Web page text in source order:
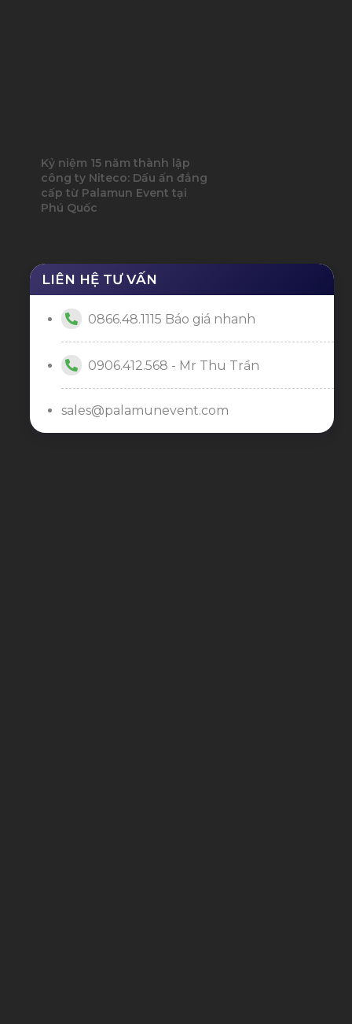
Kỷ niệm 15 năm thành lập
công ty Niteco: Dấu ấn đẳng
cấp từ Palamun Event tại
Phú Quốc
LIÊN HỆ TƯ VẤN
0866.48.1115 Báo giá nhanh
0906.412.568 - Mr Thu Trần
sales@palamunevent.com